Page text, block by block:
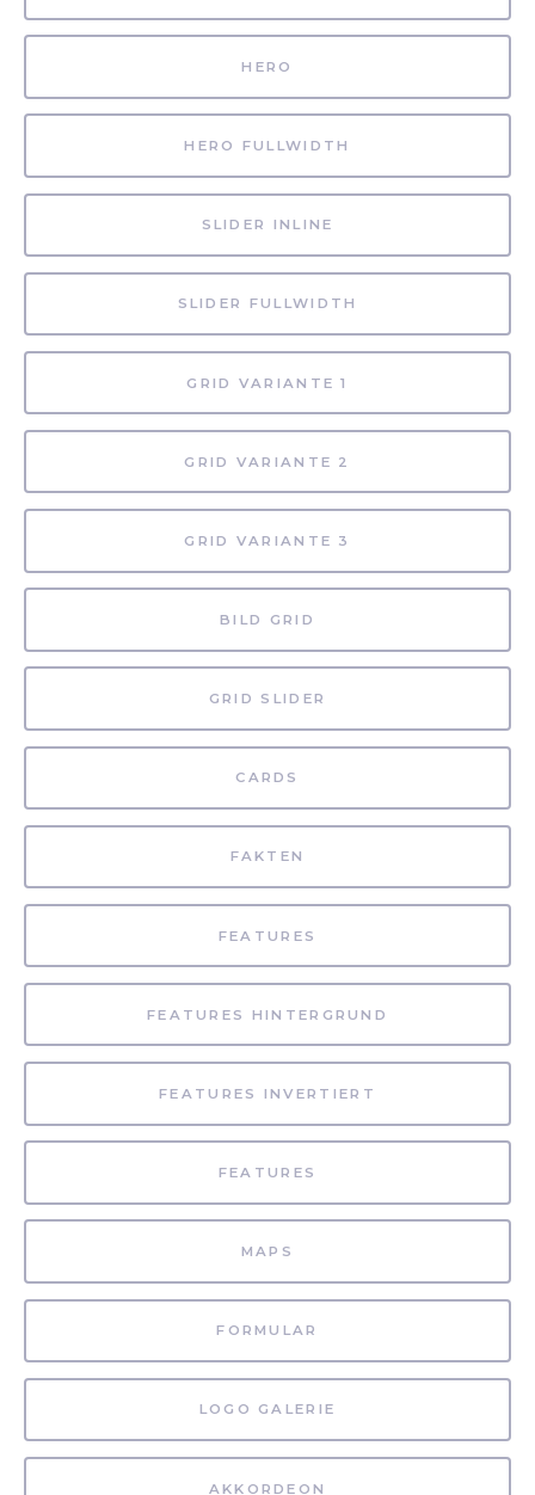
HERO
HERO FULLWIDTH
SLIDER INLINE
SLIDER FULLWIDTH
GRID VARIANTE 1
GRID VARIANTE 2
GRID VARIANTE 3
BILD GRID
GRID SLIDER
CARDS
FAKTEN
FEATURES
FEATURES HINTERGRUND
FEATURES INVERTIERT
FEATURES
MAPS
FORMULAR
LOGO GALERIE
AKKORDEON